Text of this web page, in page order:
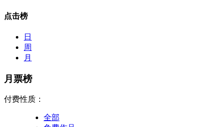
点击榜
日
周
月
月票榜
付费性质：
全部